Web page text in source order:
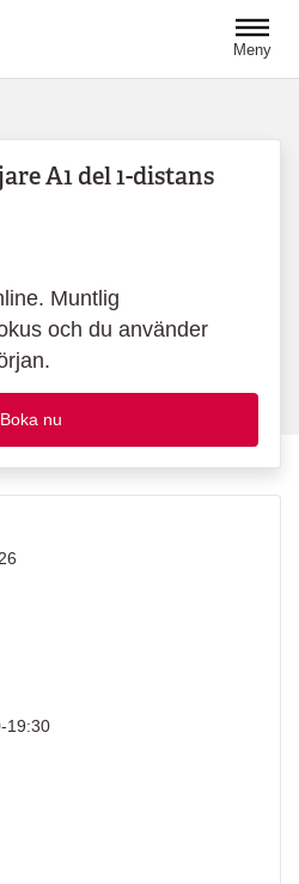
Meny
A1 del 1-distans
Muntlig
och du använder
Boka nu
19:30